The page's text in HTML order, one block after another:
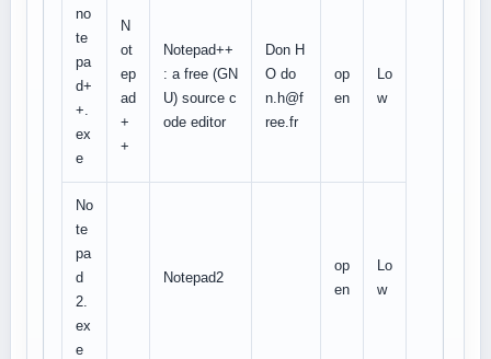
no
te
pa
d+
+.
ex
e
N
ot
ep
ad
+
+
Notepad++
: a free (GN
U) source c
ode editor
Don H
O do
n.h@f
ree.fr
op
en
Lo
w
No
te
pa
d
2.
ex
e
Notepad2
op
en
Lo
w